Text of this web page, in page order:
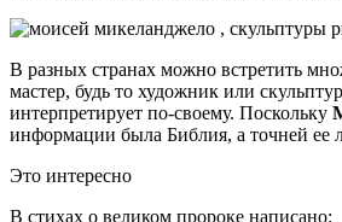
В разных странах можно встретить
мастер, будь то художник или
интерпретирует по-своему. Поскольку
информации была Библия, а точней ее
Это интересно
В стихах о великом пророке написано: